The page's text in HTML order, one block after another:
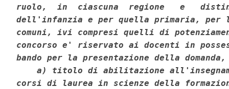
ruolo,  in  ciascuna  regione   e
dell'infanzia e per quella primaria, per
comuni, ivi compresi quelli di
concorso e' riservato ai docenti in
bando per la presentazione della
a) titolo di abilitazione
corsi di laurea in scienze della